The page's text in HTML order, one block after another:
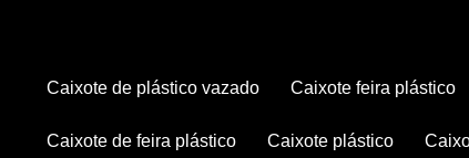
caixote de plástico vazado caixote feira plástico
caixote de feira plástico caixote plástico